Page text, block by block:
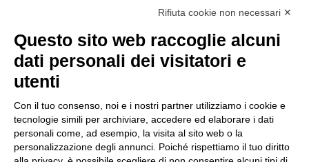
Cookie Policy
Scopri il Polo
Partner
Finanziamenti e bandi
Internazionalizzazione
News & Eventi
Rifiuta cookie non necessari ✕
Questo sito web raccoglie alcuni
dati personali dei visitatori e
utenti
Con il tuo consenso, noi e i nostri partner utilizziamo i cookie e
tecnologie simili per archiviare, accedere ed elaborare i dati
personali come, ad esempio, la visita al sito web o la
personalizzazione degli annunci. Poiché rispettiamo il tuo diritto